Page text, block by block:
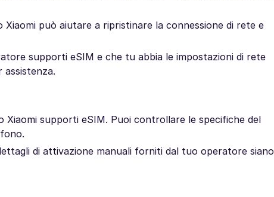
può aiutare a ripristinare la connessione di rete e
supporti eSIM e che tu abbia le impostazioni di rete
supporti eSIM. Puoi controllare le specifiche del
di attivazione manuali forniti dal tuo operatore siano